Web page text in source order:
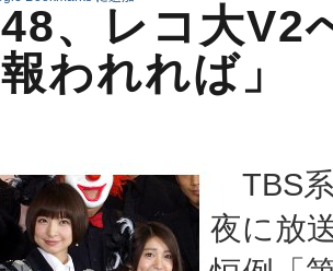
、レコ大V2
われれば」
TBS
夜に放